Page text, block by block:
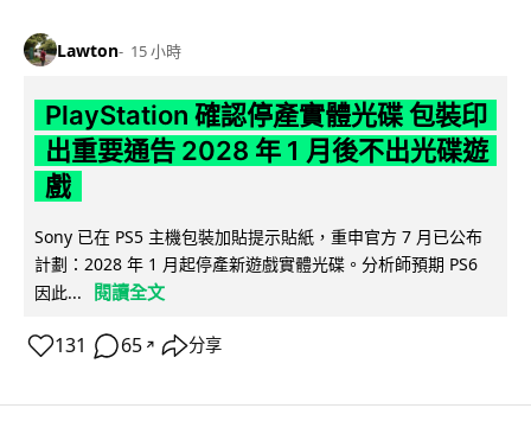
Lawton 15 小時
PlayStation 確認停產實體光碟 包裝印
出重要通告 2028 年 1 月後不出光碟遊
戲
Sony 已在 PS5 主機包裝加貼提示貼紙，重申官方 7 月已公布
計劃：2028 年 1 月起停產新遊戲實體光碟。分析師預期 PS6
因此...
閱讀全文
131 65 ↗ 分享